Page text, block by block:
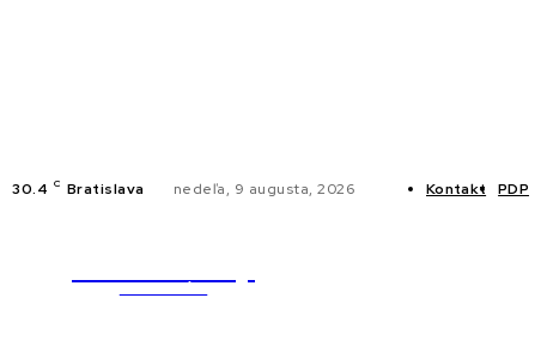
30.4 C Bratislava nedeľa, 9 augusta, 2026 Kontakt PDP